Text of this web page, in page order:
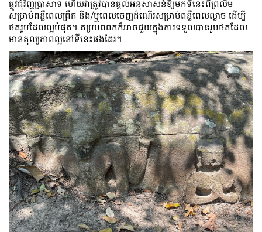
ផ្លូវ​ជុំវិញ​ប្រាសាទ ហើយ​វា​ត្រូវ​បាន​ផ្ដល់​អនុសាសន៍​ឱ្យ​មក​ទី​នេះ​ពី​ព្រលឹម​
សម្រាប់​ពន្លឺ​ពេល​ព្រឹក និង/ឬ​ពេល​ចេញ​ដំណើរ​សម្រាប់​ពន្លឺ​ពេល​ល្ងាច ដើម្បី​
ថត​រូប​ដែល​ល្អ​បំផុត។ គម្របពពកក៏អាចជួយក្នុងការទទួលបានរូបថតដែល
មានតុល្យភាពល្អនៅទីនេះផងដែរ។